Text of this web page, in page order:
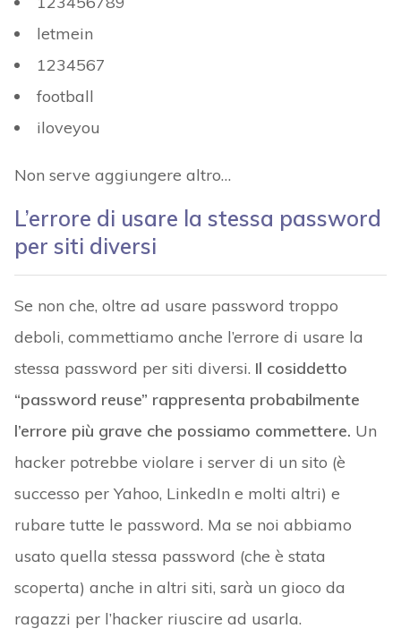
letmein
1234567
football
iloveyou
Non serve aggiungere altro…
L’errore di usare la stessa password
per siti diversi
Se non che, oltre ad usare password troppo
deboli, commettiamo anche l’errore di usare la
stessa password per siti diversi. Il cosiddetto
“password reuse” rappresenta probabilmente
l’errore più grave che possiamo commettere. Un
hacker potrebbe violare i server di un sito (è
successo per Yahoo, LinkedIn e molti altri) e
rubare tutte le password. Ma se noi abbiamo
usato quella stessa password (che è stata
scoperta) anche in altri siti, sarà un gioco da
ragazzi per l’hacker riuscire ad usarla.